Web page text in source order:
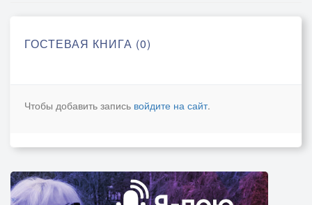
ГОСТЕВАЯ КНИГА (0)
Чтобы добавить запись войдите на сайт.